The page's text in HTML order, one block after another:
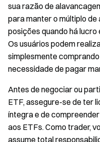
sua razão de
para manter o múltiplo
posições quando há lucro
Os usuários podem
simplesmente
necessidade de pagar
Antes de negociar ou
ETF, assegure-se de ter
íntegra e de
aos ETFs. Como trader,
assume total